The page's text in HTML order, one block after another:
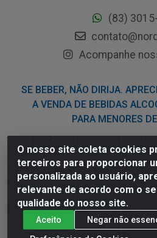
O nosso site coleta cookies
terceiros para proporcionar
personalizada ao usuário,
relevante de acordo com o
qualidade do nosso site.
Aceito
Negar não
(83)
Acompanhe
SE BEBER, NÃO DIRIJA.
A VENDA DE BEBIDAS
PARA MENORES
Nordil Distribuidora - Avenida
Sesi - Bayeux/PB - CEP
03.775.813/